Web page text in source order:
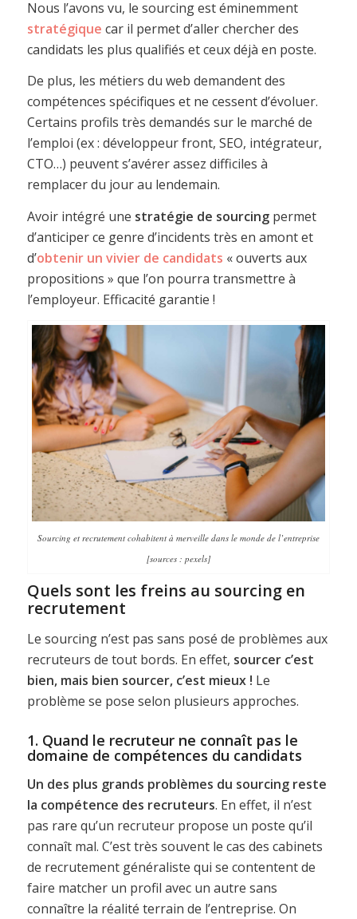
Nous l’avons vu, le sourcing est éminemment
stratégique car il permet d’aller chercher des
candidats les plus qualifiés et ceux déjà en poste.
De plus, les métiers du web demandent des
compétences spécifiques et ne cessent d’évoluer.
Certains profils très demandés sur le marché de
l’emploi (ex : développeur front, SEO, intégrateur,
CTO…) peuvent s’avérer assez difficiles à
remplacer du jour au lendemain.
Avoir intégré une stratégie de sourcingpermet
d’anticiper ce genre d’incidents très en amont et
d’obtenir un vivier de candidats « ouverts aux
propositions » que l’on pourra transmettre à
l’employeur. Efficacité garantie !
Sourcing et recrutement cohabitent à merveille dans le monde de l’entreprise
[sources : pexels]
Quels sont les freins au sourcing en
recrutement
Le sourcing n’est pas sans posé de problèmes aux
recruteurs de tout bords. En effet, sourcer c’est
bien, mais bien sourcer, c’est mieux ! Le
problème se pose selon plusieurs approches.
1. Quand le recruteur ne connaît pas le
domaine de compétences du candidats
Un des plus grands problèmes du sourcing reste
la compétence des recruteurs. En effet, il n’est
pas rare qu’un recruteur propose un poste qu’il
connaît mal. C’est très souvent le cas des cabinets
de recrutement généraliste qui se contentent de
faire matcher un profil avec un autre sans
connaître la réalité terrain de l’entreprise. On